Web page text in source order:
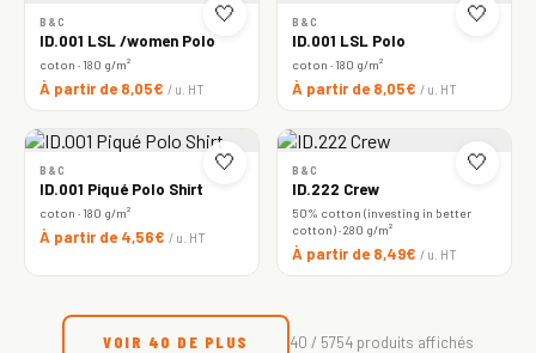
🤍
B&C
ID.001 LSL /women Polo
coton · 180 g/m²
À partir de 8,05€ / u. HT
🤍
B&C
ID.001 LSL Polo
coton · 180 g/m²
À partir de 8,05€ / u. HT
🤍
B&C
ID.001 Piqué Polo Shirt
coton · 180 g/m²
À partir de 4,56€ / u. HT
🤍
B&C
ID.222 Crew
50% cotton (investing in better
cotton) · 280 g/m²
À partir de 8,49€ / u. HT
VOIR 40 DE PLUS 40 / 5754 produits affichés